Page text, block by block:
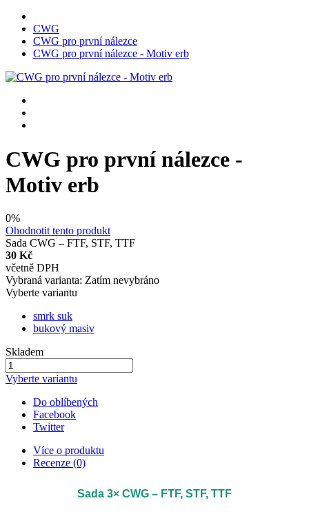
CWG
CWG pro první nálezce
CWG pro první nálezce - Motiv erb
CWG pro první nálezce -
Motiv erb
0%
Ohodnotit tento produkt
Sada CWG – FTF, STF, TTF
30 Kč
včetně DPH
Vybraná varianta: Zatím nevybráno
Vyberte variantu
smrk suk
bukový masiv
Skladem
Vyberte variantu
Do oblíbených
Facebook
Twitter
Více o produktu
Recenze (0)
Sada 3× CWG – FTF, STF, TTF